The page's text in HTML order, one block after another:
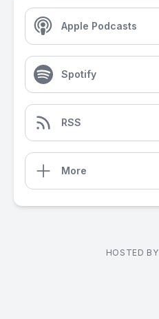
Apple Podcasts
Spotify
RSS
More
HOSTED BY